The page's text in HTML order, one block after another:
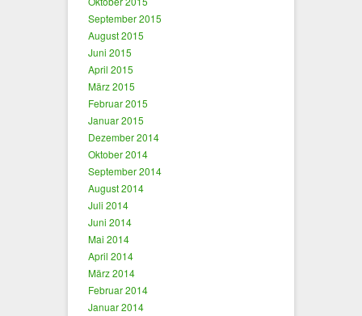
September 2015
August 2015
Juni 2015
April 2015
März 2015
Februar 2015
Januar 2015
Dezember 2014
Oktober 2014
September 2014
August 2014
Juli 2014
Juni 2014
Mai 2014
April 2014
März 2014
Februar 2014
Januar 2014